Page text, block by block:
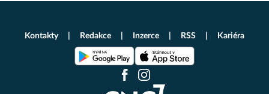
Kontakty Redakce Inzerce RSS Kariéra